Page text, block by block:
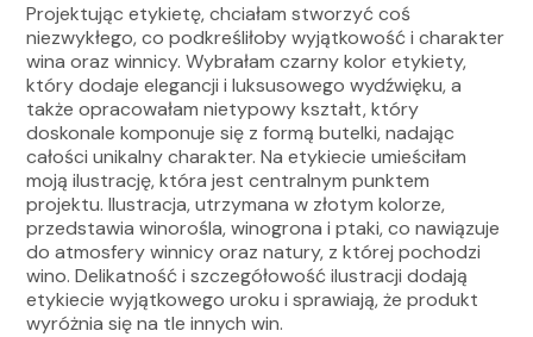
Projektując etykietę, chciałam stworzyć coś
niezwykłego, co podkreśliłoby wyjątkowość i charakter
wina oraz winnicy. Wybrałam czarny kolor etykiety,
który dodaje elegancji i luksusowego wydźwięku, a
także opracowałam nietypowy kształt, który
doskonale komponuje się z formą butelki, nadając
całości unikalny charakter. Na etykiecie umieściłam
moją ilustrację, która jest centralnym punktem
projektu. Ilustracja, utrzymana w złotym kolorze,
przedstawia winorośla, winogrona i ptaki, co nawiązuje
do atmosfery winnicy oraz natury, z której pochodzi
wino. Delikatność i szczegółowość ilustracji dodają
etykiecie wyjątkowego uroku i sprawiają, że produkt
wyróżnia się na tle innych win.